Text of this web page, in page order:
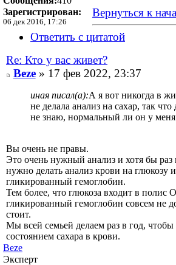
Зарегистрирован:
06 дек 2016, 17:26
Вернуться к
Ответить с цитатой
Re: Кто у вас живет?
Beze» 17 фев 2022, 23:37
иная писал(а):А я вот никогда в
не делала анализ на сахар, так что
не знаю, нормальный ли он у
Вы очень не правы.
Это очень нужный анализ и хотя бы раз
нужно делать анализ крови на глюкозу и
гликированный гемоглобин.
Тем более, что глюкоза входит в полис
гликированный гемоглобин совсем не
стоит.
Мы всей семьей делаем раз в год, чтобы
состоянием сахара в крови.
Beze
Эксперт